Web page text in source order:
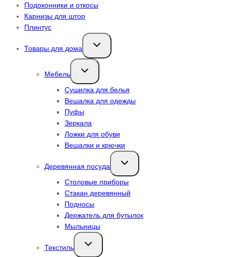
Подоконники и откосы
Карнизы для штор
Плинтус
Товары для дома
Переключить
дочернее
Мебель
Переключить
дочернее
Сушилка для белья
Вешалка для одежды
Пуфы
Зеркала
Ложки для обуви
Вешалки и крючки
Деревянная посуда
Переключить
дочернее
Столовые приборы
Стакан деревянный
Подносы
Держатель для бутылок
Мыльницы
Текстиль
Переключить
дочернее